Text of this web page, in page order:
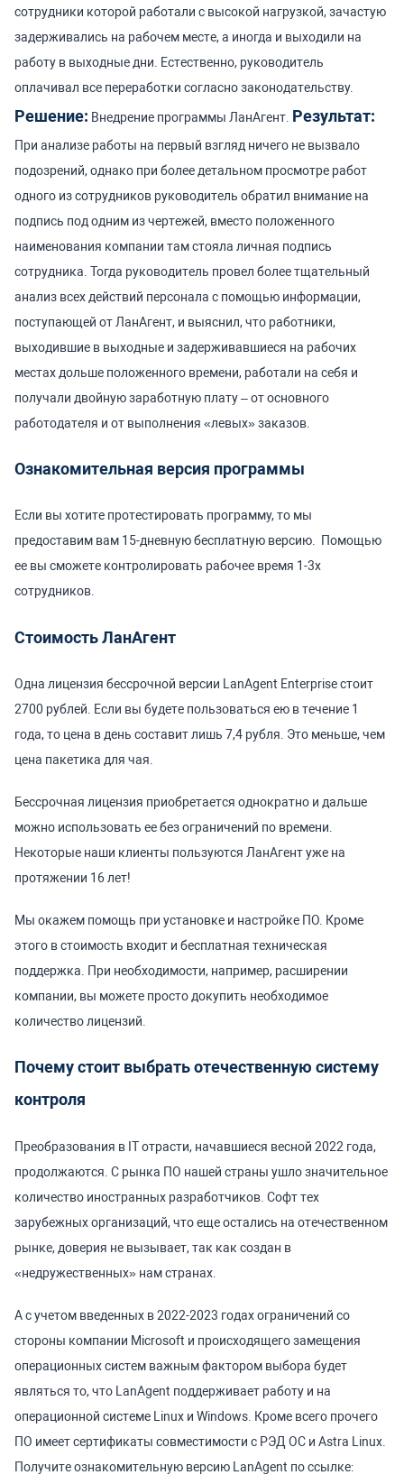
сотрудники которой работали с высокой нагрузкой, зачастую
задерживались на рабочем месте, а иногда и выходили на
работу в выходные дни. Естественно, руководитель
оплачивал все переработки согласно законодательству.
Решение: Внедрение программы ЛанАгент. Результат:
При анализе работы на первый взгляд ничего не вызвало
подозрений, однако при более детальном просмотре работ
одного из сотрудников руководитель обратил внимание на
подпись под одним из чертежей, вместо положенного
наименования компании там стояла личная подпись
сотрудника. Тогда руководитель провел более тщательный
анализ всех действий персонала с помощью информации,
поступающей от ЛанАгент, и выяснил, что работники,
выходившие в выходные и задерживавшиеся на рабочих
местах дольше положенного времени, работали на себя и
получали двойную заработную плату – от основного
работодателя и от выполнения «левых» заказов.
Ознакомительная версия программы
Если вы хотите протестировать программу, то мы
предоставим вам 15-дневную бесплатную версию. Помощью
ее вы сможете контролировать рабочее время 1-3х
сотрудников.
Стоимость ЛанАгент
Одна лицензия бессрочной версии LanAgent Enterprise стоит
2700 рублей. Если вы будете пользоваться ею в течение 1
года, то цена в день составит лишь 7,4 рубля. Это меньше, чем
цена пакетика для чая.
Бессрочная лицензия приобретается однократно и дальше
можно использовать ее без ограничений по времени.
Некоторые наши клиенты пользуются ЛанАгент уже на
протяжении 16 лет!
Мы окажем помощь при установке и настройке ПО. Кроме
этого в стоимость входит и бесплатная техническая
поддержка.
При необходимости, например, расширении
компании, вы можете просто докупить необходимое
количество лицензий.
Почему стоит выбрать отечественную систему
контроля
Преобразования в IT отрасти, начавшиеся весной 2022 года,
продолжаются. С рынка ПО нашей страны ушло значительное
количество иностранных разработчиков. Софт тех
зарубежных организаций, что еще остались на отечественном
рынке, доверия не вызывает, так как создан в
«недружественных» нам странах.
А с учетом введенных в 2022-2023 годах ограничений со
стороны компании Microsoft и происходящего замещения
операционных систем важным фактором выбора будет
являться то, что LanAgent поддерживает работу и на
операционной системе Linux и Windows. Кроме всего прочего
ПО имеет сертификаты совместимости с РЭД ОС и Astra Linux.
Получите ознакомительную версию LanAgent по ссылке: